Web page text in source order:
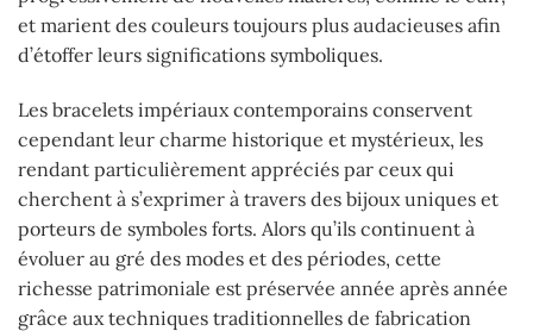
et marient des couleurs toujours plus audacieuses afin
d’étoffer leurs significations symboliques.
Les bracelets impériaux contemporains conservent
cependant leur charme historique et mystérieux, les
rendant particulièrement appréciés par ceux qui
cherchent à s’exprimer à travers des bijoux uniques et
porteurs de symboles forts. Alors qu’ils continuent à
évoluer au gré des modes et des périodes, cette
richesse patrimoniale est préservée année après année
grâce aux techniques traditionnelles de fabrication